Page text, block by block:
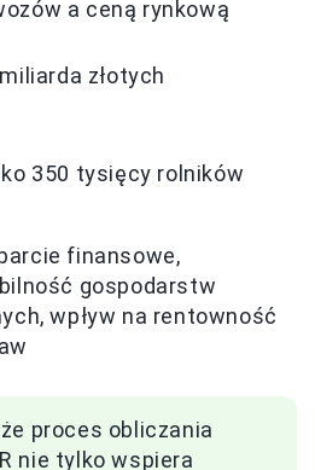
a ceną rynkową
złotych
350 tysięcy rolników
finansowe,
gospodarstw
wpływ na rentowność
proces obliczania
nie tylko wspiera